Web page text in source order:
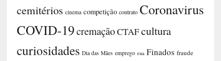
cemitérios cinema competição contrato Coronavirus
COVID-19cremaçãoCTAFcultura
curiosidades Dia das Mães emprego eua Finados fraude